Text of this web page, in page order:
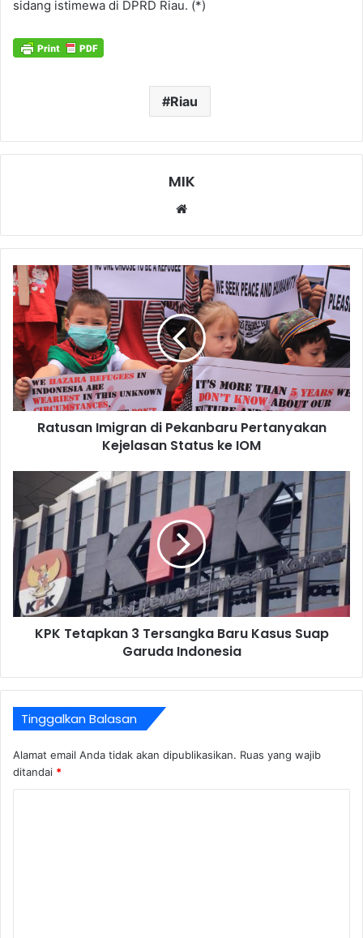
sidang istimewa di DPRD Riau. (*)
Riau
MIK
Ratusan Imigran di Pekanbaru Pertanyakan
Kejelasan Status ke IOM
KPK Tetapkan 3 Tersangka Baru Kasus Suap
Garuda Indonesia
Tinggalkan Balasan
Alamat email Anda tidak akan dipublikasikan. Ruas yang wajib
ditandai *